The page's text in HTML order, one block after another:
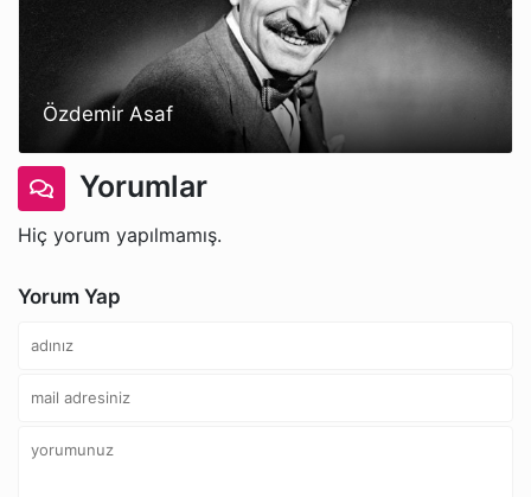
Özdemir Asaf
Yorumlar
Hiç yorum yapılmamış.
Yorum Yap